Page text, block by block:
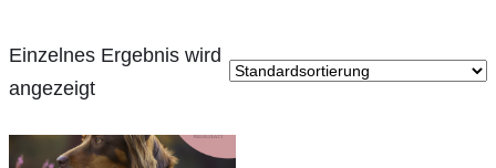
Einzelnes Ergebnis wird
angezeigt